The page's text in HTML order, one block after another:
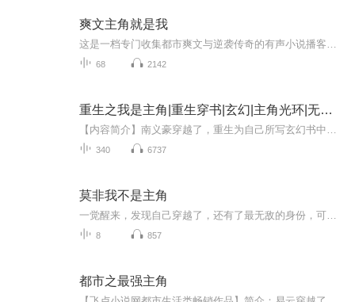
爽文主角就是我
68 2142
重生之我是主角|重生穿书|玄幻|主角光环|无敌流
340 6737
莫非我不是主角
8 857
都市之最强主角